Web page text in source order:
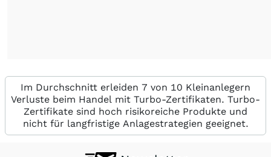
Im Durchschnitt erleiden 7 von 10 Kleinanlegern
Verluste beim Handel mit Turbo-Zertifikaten. Turbo-
Zertifikate sind hoch risikoreiche Produkte und
nicht für langfristige Anlagestrategien geeignet.